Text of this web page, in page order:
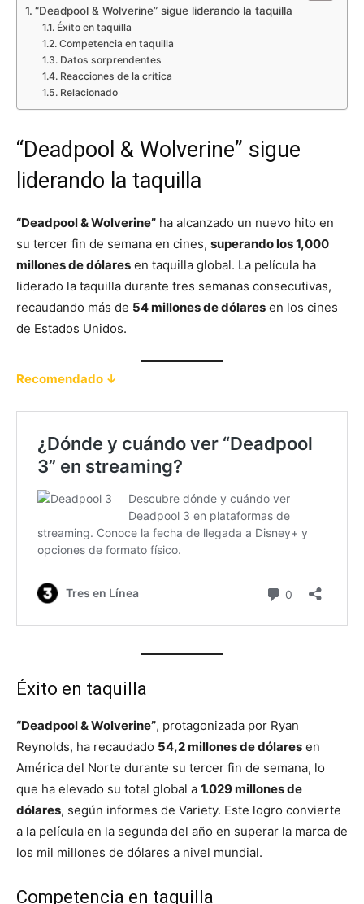
“Deadpool & Wolverine” sigue liderando la taquilla
Éxito en taquilla
Competencia en taquilla
Datos sorprendentes
Reacciones de la crítica
Relacionado
“Deadpool & Wolverine” sigue
liderando la taquilla
“Deadpool & Wolverine” ha alcanzado un nuevo hito en
su tercer fin de semana en cines, superando los 1,000
millones de dólares en taquilla global. La película ha
liderado la taquilla durante tres semanas consecutivas,
recaudando más de 54 millones de dólares en los cines
de Estados Unidos.
Recomendado ↓
Éxito en taquilla
“Deadpool & Wolverine”, protagonizada por Ryan
Reynolds, ha recaudado 54,2 millones de dólares en
América del Norte durante su tercer fin de semana, lo
que ha elevado su total global a 1.029 millones de
dólares, según informes de Variety. Este logro convierte
a la película en la segunda del año en superar la marca de
los mil millones de dólares a nivel mundial.
Competencia en taquilla